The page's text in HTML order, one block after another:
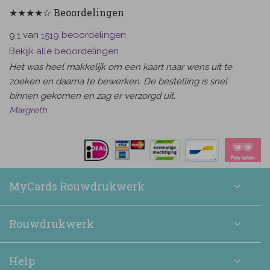
★★★★☆ Beoordelingen
9.1 van 1519 beoordelingen
Bekijk alle beoordelingen
Het was heel makkelijk om een kaart naar wens uit te
zoeken en daarna te bewerken. De bestelling is snel
binnen gekomen en zag er verzorgd uit.
Margreth
MyCards Rouwdrukwerk
Rouwdrukwerk
Help